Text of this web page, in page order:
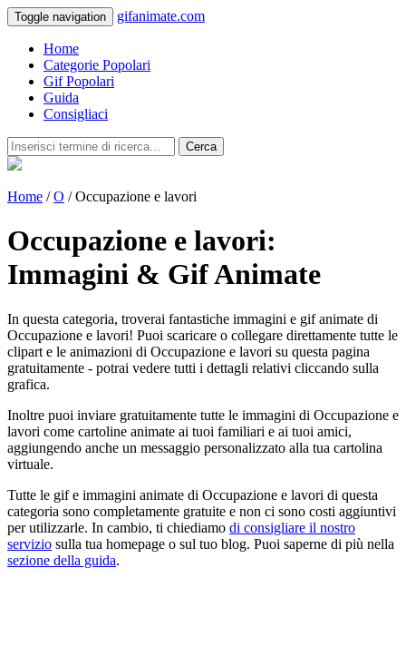
Toggle navigation gifanimate.com
Home
Categorie Popolari
Gif Popolari
Guida
Consigliaci
Cerca
Home /O / Occupazione e lavori
Occupazione e lavori:
Immagini & Gif Animate
In questa categoria, troverai fantastiche immagini e gif animate di
Occupazione e lavori! Puoi scaricare o collegare direttamente tutte le
clipart e le animazioni di Occupazione e lavori su questa pagina
gratuitamente - potrai vedere tutti i dettagli relativi cliccando sulla
grafica.
Inoltre puoi inviare gratuitamente tutte le immagini di Occupazione e
lavori come cartoline animate ai tuoi familiari e ai tuoi amici,
aggiungendo anche un messaggio personalizzato alla tua cartolina
virtuale.
Tutte le gif e immagini animate di Occupazione e lavori di questa
categoria sono completamente gratuite e non ci sono costi aggiuntivi
per utilizzarle. In cambio, ti chiediamo di consigliare il nostro
servizio sulla tua homepage o sul tuo blog. Puoi saperne di più nella
sezione della guida.